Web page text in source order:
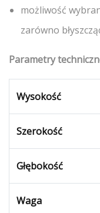
możliwość
zarówno
Parametry
Wysokość
Szerokość
Głębokość
Waga